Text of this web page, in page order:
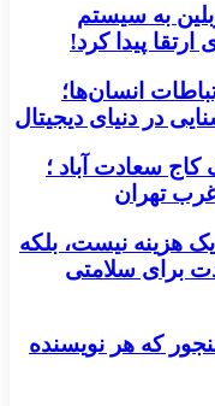
به سیستم
پیدا کرد!
انسان‌ها؛
در دنیای دیجیتال
سعادت آباد ؛
تهران
هزینه نیست، بلکه
برای سلامتی
سنجور که هر نویسنده